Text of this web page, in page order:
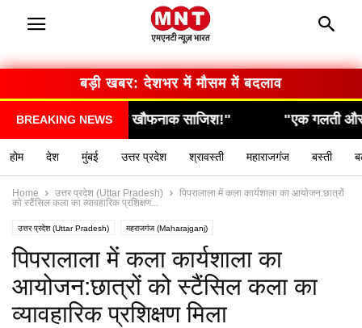
बड़ी खबर: देशभर में मौसम में बदलाव
BREAKING NEWS
खौफनाक साजिश!" "एक गलती और सब कुछ खत्म…
होम देश मुंबई उत्तर प्रदेश श्रावस्ती महाराजगंज बस्ती
Home उत्तर प्रदेश (Uttar Pradesh)
पिपरालाला में कला कार्यशाला का आयोजन:छात्रों
को स्टैंसिल कला का व्यावहारिक प्रशिक्षण...
उत्तर प्रदेश (Uttar Pradesh) महराजगंज (Maharajganj)
पिपरालाला में कला कार्यशाला का
आयोजन:छात्रों को स्टैंसिल कला का
व्यावहारिक प्रशिक्षण मिला